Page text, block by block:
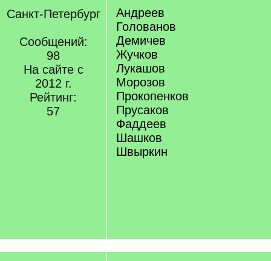
Санкт-Петербург
Сообщений:
98
На сайте с
2012 г.
Рейтинг:
57
Андреев
Голованов
Демичев
Жучков
Лукашов
Морозов
Прокопенков
Прусаков
Фаддеев
Шашков
Швыркин